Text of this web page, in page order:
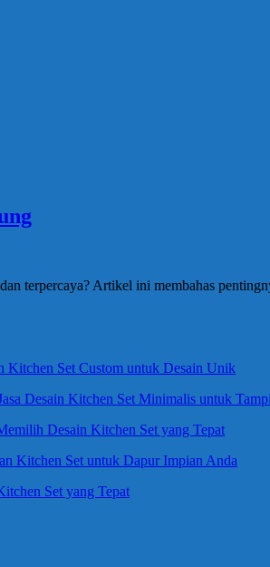
terpercaya? Artikel ini membahas
Kitchen Set Custom untuk Desain Unik
Desain Kitchen Set Minimalis untuk
Desain Kitchen Set yang Tepat
Kitchen Set untuk Dapur Impian Anda
Set yang Tepat